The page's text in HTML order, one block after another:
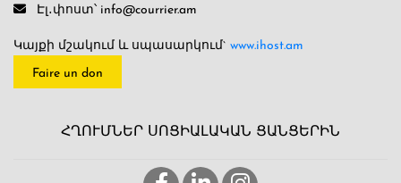
Էլ․փոստ՝ info@courrier.am
Կայքի մշակում և սպասարկում` www.ihost.am
Faire un don
ՀՂՈՒՄՆԵՐ ՍՈՑԻԱԼԱԿԱՆ ՑԱՆՑԵՐԻՆ